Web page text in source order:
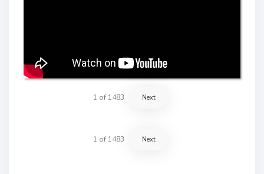
1 of 1483 Next
1 of 1483 Next